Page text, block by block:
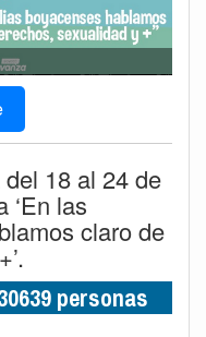
18 al 24 de
‘En las
claro de
personas